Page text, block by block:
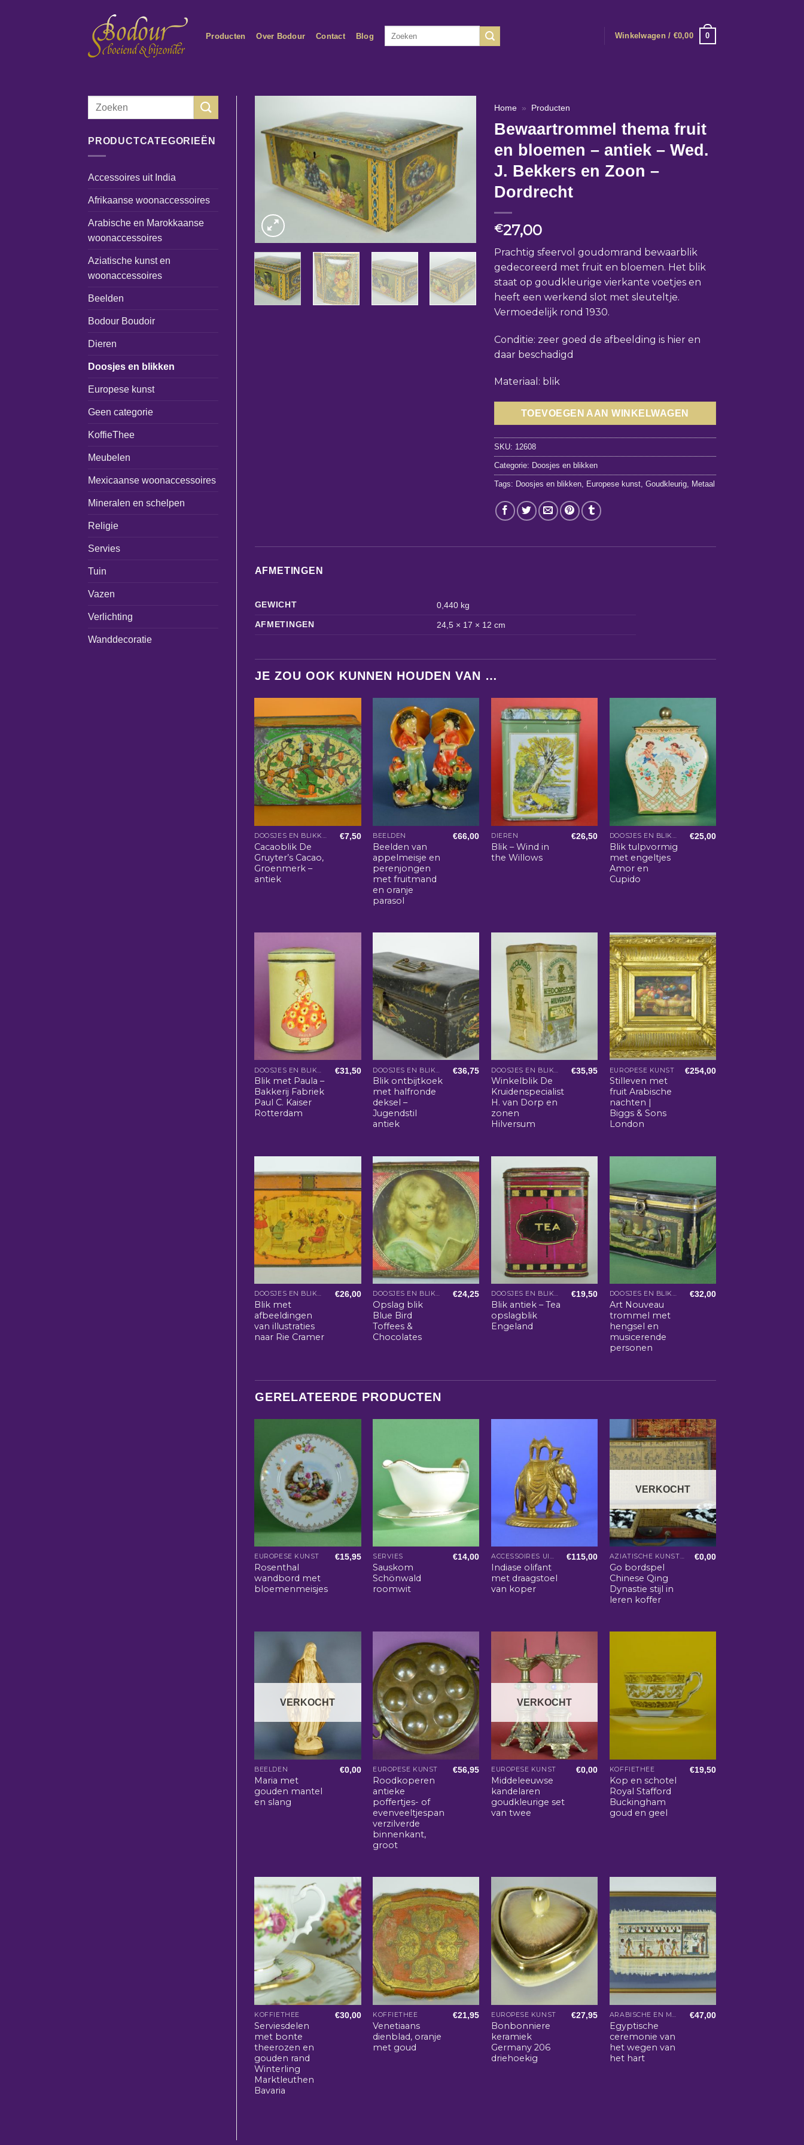
Producten Over Bodour Contact Blog Winkelwagen / €0,00 0
Zoeken
PRODUCTCATEGORIEËN
Accessoires uit India
Afrikaanse woonaccessoires
Arabische en Marokkaanse
woonaccessoires
Aziatische kunst en
woonaccessoires
Beelden
Bodour Boudoir
Dieren
Doosjes en blikken
Europese kunst
Geen categorie
KoffieThee
Meubelen
Mexicaanse woonaccessoires
Mineralen en schelpen
Religie
Servies
Tuin
Vazen
Verlichting
Wanddecoratie
Home » Producten
Bewaartrommel thema fruit
en bloemen – antiek – Wed.
J. Bekkers en Zoon –
Dordrecht
€27,00
Prachtig sfeervol goudomrand bewaarblik
gedecoreerd met fruit en bloemen. Het blik
staat op goudkleurige vierkante voetjes en
heeft een werkend slot met sleuteltje.
Vermoedelijk rond 1930.
Conditie: zeer goed de afbeelding is hier en
daar beschadigd
Materiaal: blik
TOEVOEGEN AAN WINKELWAGEN
SKU: 12608
Categorie: Doosjes en blikken
Tags: Doosjes en blikken Europese kunst ,Goudkleurig Metaal
AFMETINGEN
GEWICHT
0,440 kg
AFMETINGEN
24,5 × 17 × 12 cm
JE ZOU OOK KUNNEN HOUDEN VAN …
DOOSJES EN BLIKKEN
Cacaoblik De
Gruyter’s Cacao,
Groenmerk –
antiek
€7,50 BEELDEN
Beelden van
appelmeisje en
perenjongen
met fruitmand
en oranje
parasol
€66,00 DIEREN
Blik – Wind in
the Willows
€26,50 DOOSJES EN BLIKKEN
Blik tulpvormig
met engeltjes
Amor en
Cupido
€25,00
Blik met Paula –
Bakkerij Fabriek
Paul C. Kaiser
Rotterdam
€31,50
Blik ontbijtkoek
met halfronde
deksel –
Jugendstil
antiek
€36,75
Winkelblik De
Kruidenspecialist
H. van Dorp en
zonen
Hilversum
€35,95 EUROPESE KUNST
Stilleven met
fruit Arabische
nachten |
Biggs & Sons
London
€254,00
DOOSJES EN BLIKKEN
Blik met
afbeeldingen
van illustraties
naar Rie Cramer
€26,00 DOOSJES EN BLIKKEN
Opslag blik
Blue Bird
Toffees &
Chocolates
€24,25 DOOSJES EN BLIKKEN
Blik antiek – Tea
opslagblik
Engeland
€19,50 DOOSJES EN BLIKKEN
Art Nouveau
trommel met
hengsel en
musicerende
personen
€32,00
GERELATEERDE PRODUCTEN
EUROPESE KUNST
Rosenthal
wandbord met
bloemenmeisjes
€15,95 SERVIES
Sauskom
Schönwald
roomwit
€14,00 ACCESSOIRES UIT INDIA
Indiase olifant
met draagstoel
van koper
€115,00
VERKOCHT
AZIATISCHE KUNST EN WOONACCESSOIRES
Go bordspel
Chinese Qing
Dynastie stijl in
leren koffer
€0,00
VERKOCHT
BEELDEN
Maria met
gouden mantel
en slang
€0,00 EUROPESE KUNST
Roodkoperen
antieke
poffertjes- of
evenveeltjespan
verzilverde
binnenkant,
groot
€56,95
VERKOCHT
EUROPESE KUNST
Middeleeuwse
kandelaren
goudkleurige set
van twee
€0,00 KOFFIETHEE
Kop en schotel
Royal Stafford
Buckingham
goud en geel
€19,50
KOFFIETHEE
Serviesdelen
met bonte
theerozen en
gouden rand
Winterling
Marktleuthen
Bavaria
€30,00 KOFFIETHEE
Venetiaans
dienblad, oranje
met goud
€21,95 EUROPESE KUNST
Bonbonniere
keramiek
Germany 206
driehoekig
€27,95 ARABISCHE EN MAROKKAANSE WOONACCESSOIRES
Egyptische
ceremonie van
het wegen van
het hart
€47,00